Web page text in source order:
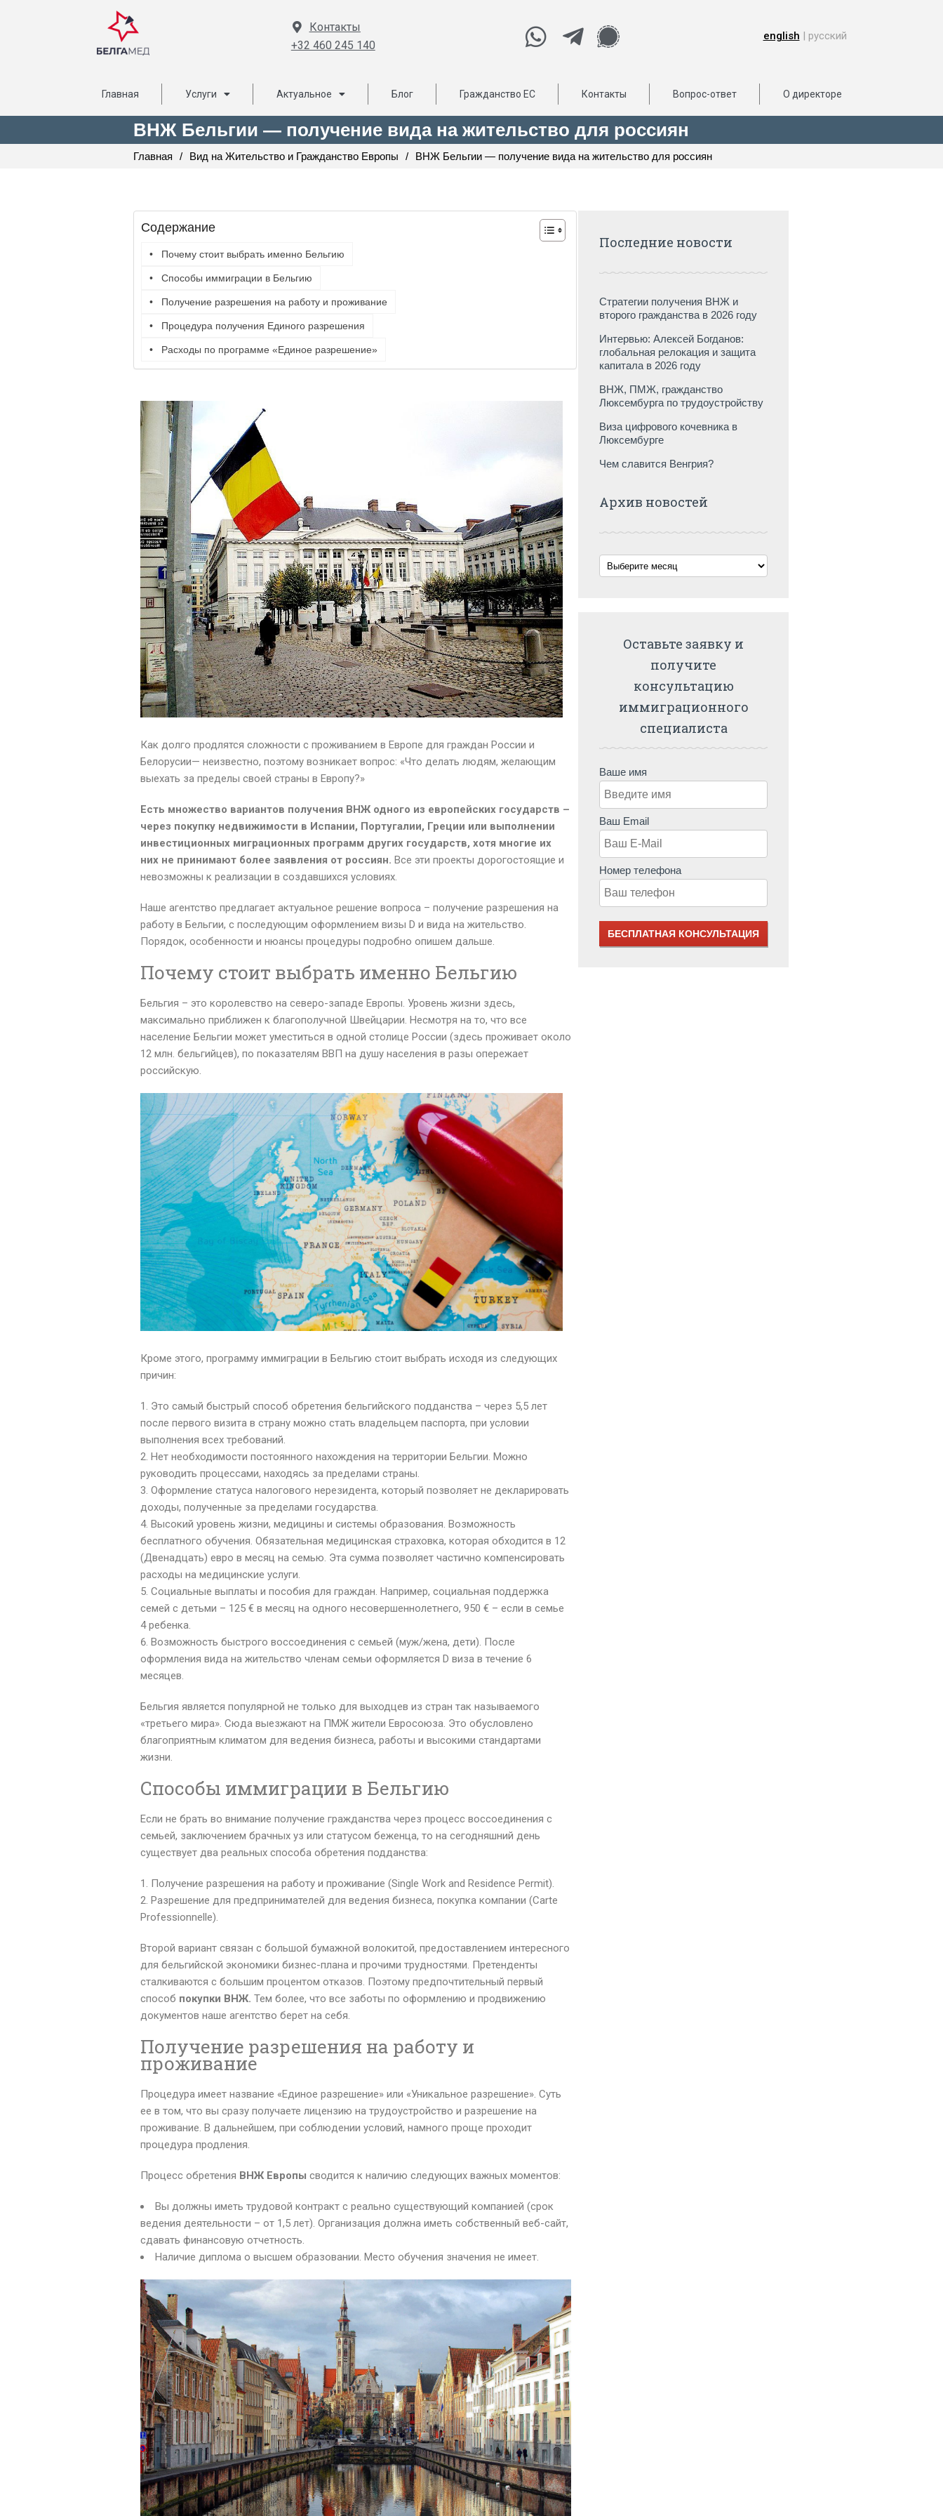
Контакты
+32 460 245 140
english | русский
Главная Услуги Актуальное Блог Гражданство ЕС Контакты Вопрос-ответ О директоре
ВНЖ Бельгии — получение вида на жительство для россиян
Главная / Вид на Жительство и Гражданство Европы / ВНЖ Бельгии — получение вида на жительство для россиян
Содержание
Почему стоит выбрать именно Бельгию
Способы иммиграции в Бельгию
Получение разрешения на работу и проживание
Процедура получения Единого разрешения
Расходы по программе «Единое разрешение»
Как долго продлятся сложности с проживанием в Европе для граждан России и
Белорусии— неизвестно, поэтому возникает вопрос: «Что делать людям, желающим
выехать за пределы своей страны в Европу?»
Есть множество вариантов получения ВНЖ одного из европейских государств –
через покупку недвижимости в Испании, Португалии, Греции или выполнении
инвестиционных миграционных программ других государств, хотя многие их
них не принимают более заявления от россиян. Все эти проекты дорогостоящие и
невозможны к реализации в создавшихся условиях.
Наше агентство предлагает актуальное решение вопроса – получение разрешения на
работу в Бельгии, с последующим оформлением визы D и вида на жительство.
Порядок, особенности и нюансы процедуры подробно опишем дальше.
Почему стоит выбрать именно Бельгию
Бельгия – это королевство на северо-западе Европы. Уровень жизни здесь,
максимально приближен к благополучной Швейцарии. Несмотря на то, что все
население Бельгии может уместиться в одной столице России (здесь проживает около
12 млн. бельгийцев), по показателям ВВП на душу населения в разы опережает
российскую.
Кроме этого, программу иммиграции в Бельгию стоит выбрать исходя из следующих
причин:
Это самый быстрый способ обретения бельгийского подданства – через 5,5 лет
после первого визита в страну можно стать владельцем паспорта, при условии
выполнения всех требований.
Нет необходимости постоянного нахождения на территории Бельгии. Можно
руководить процессами, находясь за пределами страны.
Оформление статуса налогового нерезидента, который позволяет не декларировать
доходы, полученные за пределами государства.
Высокий уровень жизни, медицины и системы образования. Возможность
бесплатного обучения. Обязательная медицинская страховка, которая обходится в 12
(Двенадцать) евро в месяц на семью. Эта сумма позволяет частично компенсировать
расходы на медицинские услуги.
Социальные выплаты и пособия для граждан. Например, социальная поддержка
семей с детьми – 125 € в месяц на одного несовершеннолетнего, 950 € – если в семье
4 ребенка.
Возможность быстрого воссоединения с семьей (муж/жена, дети). После
оформления вида на жительство членам семьи оформляется D виза в течение 6
месяцев.
Бельгия является популярной не только для выходцев из стран так называемого
«третьего мира». Сюда выезжают на ПМЖ жители Евросоюза. Это обусловлено
благоприятным климатом для ведения бизнеса, работы и высокими стандартами
жизни.
Способы иммиграции в Бельгию
Если не брать во внимание получение гражданства через процесс воссоединения с
семьей, заключением брачных уз или статусом беженца, то на сегодняшний день
существует два реальных способа обретения подданства:
Получение разрешения на работу и проживание (Single Work and Residence Permit).
Разрешение для предпринимателей для ведения бизнеса, покупка компании (Carte
Professionnelle).
Второй вариант связан с большой бумажной волокитой, предоставлением интересного
для бельгийской экономики бизнес-плана и прочими трудностями. Претенденты
сталкиваются с большим процентом отказов. Поэтому предпочтительный первый
способ покупки ВНЖ. Тем более, что все заботы по оформлению и продвижению
документов наше агентство берет на себя.
Получение разрешения на работу и
проживание
Процедура имеет название «Единое разрешение» или «Уникальное разрешение». Суть
ее в том, что вы сразу получаете лицензию на трудоустройство и разрешение на
проживание. В дальнейшем, при соблюдении условий, намного проще проходит
процедура продления.
Процесс обретения ВНЖ Европы сводится к наличию следующих важных моментов:
Вы должны иметь трудовой контракт с реально существующий компанией (срок
ведения деятельности – от 1,5 лет). Организация должна иметь собственный веб-сайт,
сдавать финансовую отчетность.
Наличие диплома о высшем образовании. Место обучения значения не имеет.
Последние новости
Стратегии получения ВНЖ и
второго гражданства в 2026 году
Интервью: Алексей Богданов:
глобальная релокация и защита
капитала в 2026 году
ВНЖ, ПМЖ, гражданство
Люксембурга по трудоустройству
Виза цифрового кочевника в
Люксембурге
Чем славится Венгрия?
Архив новостей
Оставьте заявку и
получите
консультацию
иммиграционного
специалиста
Ваше имя
Ваш Email
Номер телефона